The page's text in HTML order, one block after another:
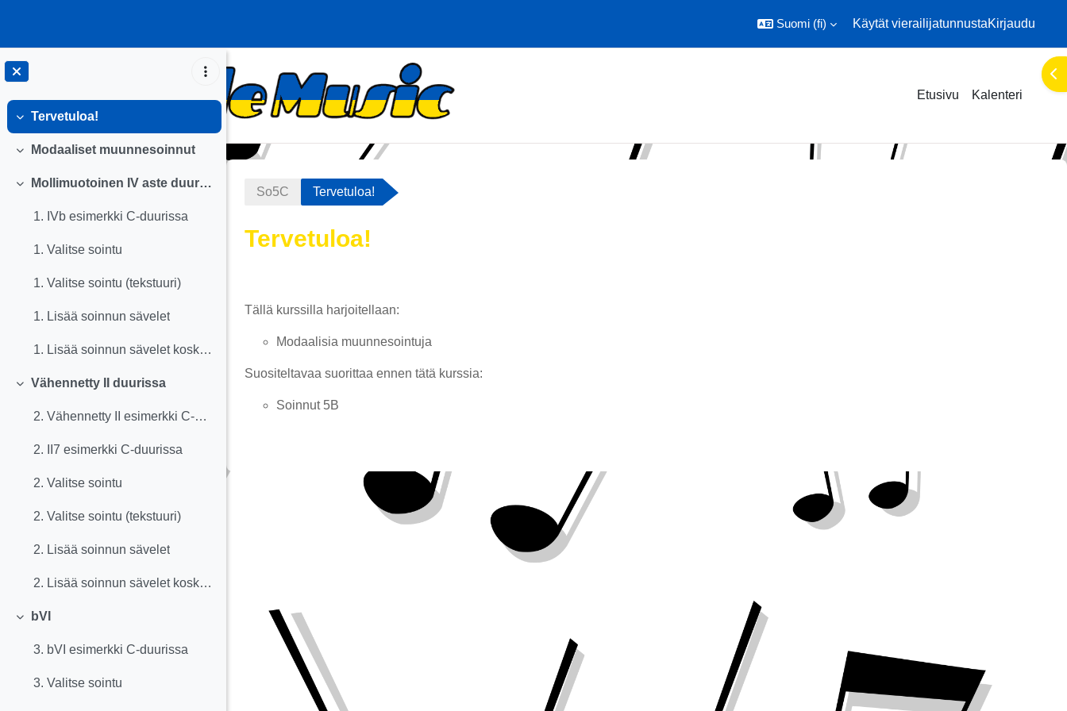
Suomi ‎(fi)‎ Käytät vierailijatunnustaKirjaudu
Etusivu Kalenteri
Tiivistä
Tervetuloa!
Tiivistä
Modaaliset muunnesoinnut
Tiivistä
Mollimuotoinen IV aste duurissa
1. IVb esimerkki C-duurissa
1. Valitse sointu
1. Valitse sointu (tekstuuri)
1. Lisää soinnun sävelet
1. Lisää soinnun sävelet koskettimistolle
Tiivistä
Vähennetty II duurissa
2. Vähennetty II esimerkki C-duurissa
2. II7 esimerkki C-duurissa
2. Valitse sointu
2. Valitse sointu (tekstuuri)
2. Lisää soinnun sävelet
2. Lisää soinnun sävelet koskettimistolle
Tiivistä
bVI
3. bVI esimerkki C-duurissa
3. Valitse sointu
So5C Tervetuloa!
Tervetuloa!
Tällä kurssilla harjoitellaan:
Modaalisia muunnesointuja
Suositeltavaa suorittaa ennen tätä kurssia:
Soinnut 5B